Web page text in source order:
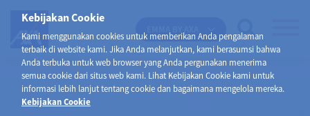
Kebijakan Cookie
Kami menggunakan cookies untuk memberikan Anda pengalaman
terbaik di website kami. Jika Anda melanjutkan, kami berasumsi bahwa
Anda terbuka untuk web browser yang Anda pergunakan menerima
semua cookie dari situs web kami. Lihat Kebijakan Cookie kami untuk
informasi lebih lanjut tentang cookie dan bagaimana mengelola mereka.
Kebijakan Cookie